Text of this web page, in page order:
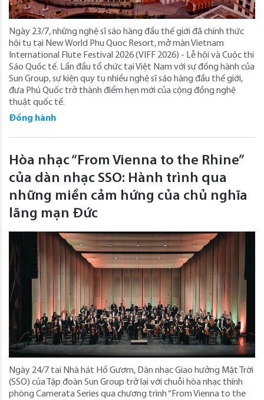
Ngày 23/7, những nghệ sĩ sáo hàng đầu thế giới đã chính thức
hội tụ tại New World Phu Quoc Resort, mở màn Vietnam
International Flute Festival 2026 (VIFF 2026) - Lễ hội và Cuộc thi
Sáo Quốc tế. Lần đầu tổ chức tại Việt Nam với sự đồng hành của
Sun Group, sự kiện quy tụ nhiều nghệ sĩ sáo hàng đầu thế giới,
đưa Phú Quốc trở thành điểm hẹn mới của cộng đồng nghệ
thuật quốc tế.
Đồng hành
Hòa nhạc “From Vienna to the Rhine”
của dàn nhạc SSO: Hành trình qua
những miền cảm hứng của chủ nghĩa
lãng mạn Đức
Ngày 24/7 tại Nhà hát Hồ Gươm, Dàn nhạc Giao hưởng Mặt Trời
(SSO) của Tập đoàn Sun Group trở lại với chuỗi hòa nhạc thính
phòng Camerata Series qua chương trình “From Vienna to the